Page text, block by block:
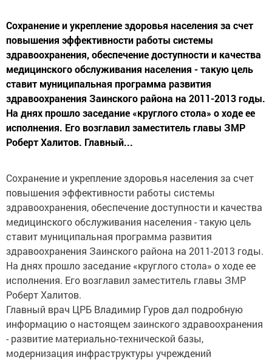
Сохранение и укрепление здоровья населения за счет
повышения эффективности работы системы
здравоохранения, обеспечение доступности и качества
медицинского обслуживания населения - такую цель
ставит муниципальная программа развития
здравоохранения Заинского района на 2011-2013 годы.
На днях прошло заседание «круглого стола» о ходе ее
исполнения. Его возглавил заместитель главы ЗМР
Роберт Халитов. Главный...
Сохранение и укрепление здоровья населения за счет
повышения эффективности работы системы
здравоохранения, обеспечение доступности и качества
медицинского обслуживания населения - такую цель
ставит муниципальная программа развития
здравоохранения Заинского района на 2011-2013 годы.
На днях прошло заседание «круглого стола» о ходе ее
исполнения. Его возглавил заместитель главы ЗМР
Роберт Халитов.
Главный врач ЦРБ Владимир Гуров дал подробную
информацию о настоящем заинского здравоохранения
- развитие материально-технической базы,
модернизация инфраструктуры учреждений